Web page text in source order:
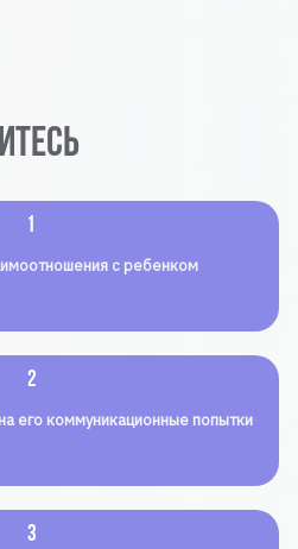
1
с ребенком
2
его коммуникационные попытки
3